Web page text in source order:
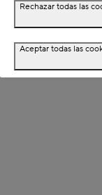
Descripción
Dimensiones
Rechazar todas las
Aceptar todas las